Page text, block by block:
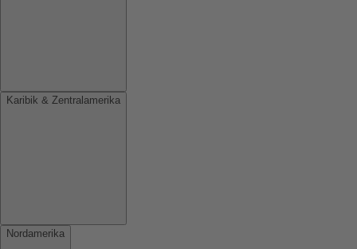
Karibik & Zentralamerika
Nordamerika